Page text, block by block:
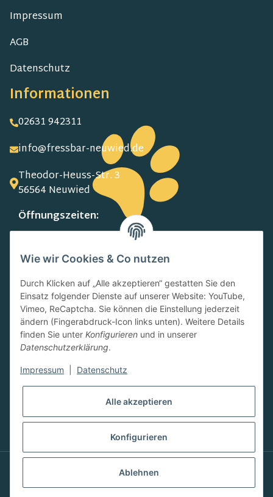
Impressum
AGB
Datenschutz
Informationen
02631 942311
info@fressbar-neuwied.de
Theodor-Heuss-Str. 3
56564 Neuwied
Öffnungszeiten:
09.00-13.00 Uhr
15.00-18.00 Uhr
SA:
10.00-13.00 Uhr
Newsletter
Abonnieren
© 2023 FRESSBAR-Neuwied by Stefanie Kugler.
Alle Recht vorbehalten.
Wie wir Cookies & Co nutzen
Durch Klicken auf „Alle akzeptieren“ gestatten Sie den
Einsatz folgender Dienste auf unserer Website: YouTube,
Vimeo, ReCaptcha. Sie können die Einstellung jederzeit
ändern (Fingerabdruck-Icon links unten). Weitere Details
finden Sie unter Konfigurieren und in unserer
Datenschutzerklärung.
Impressum Datenschutz
Alle akzeptieren
Konfigurieren
Ablehnen